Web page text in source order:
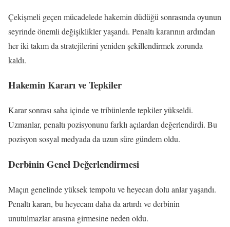
Çekişmeli geçen mücadelede hakemin düdüğü sonrasında oyunun
seyrinde önemli değişiklikler yaşandı. Penaltı kararının ardından
her iki takım da stratejilerini yeniden şekillendirmek zorunda
kaldı.
Hakemin Kararı ve Tepkiler
Karar sonrası saha içinde ve tribünlerde tepkiler yükseldi.
Uzmanlar, penaltı pozisyonunu farklı açılardan değerlendirdi. Bu
pozisyon sosyal medyada da uzun süre gündem oldu.
Derbinin Genel Değerlendirmesi
Maçın genelinde yüksek tempolu ve heyecan dolu anlar yaşandı.
Penaltı kararı, bu heyecanı daha da artırdı ve derbinin
unutulmazlar arasına girmesine neden oldu.